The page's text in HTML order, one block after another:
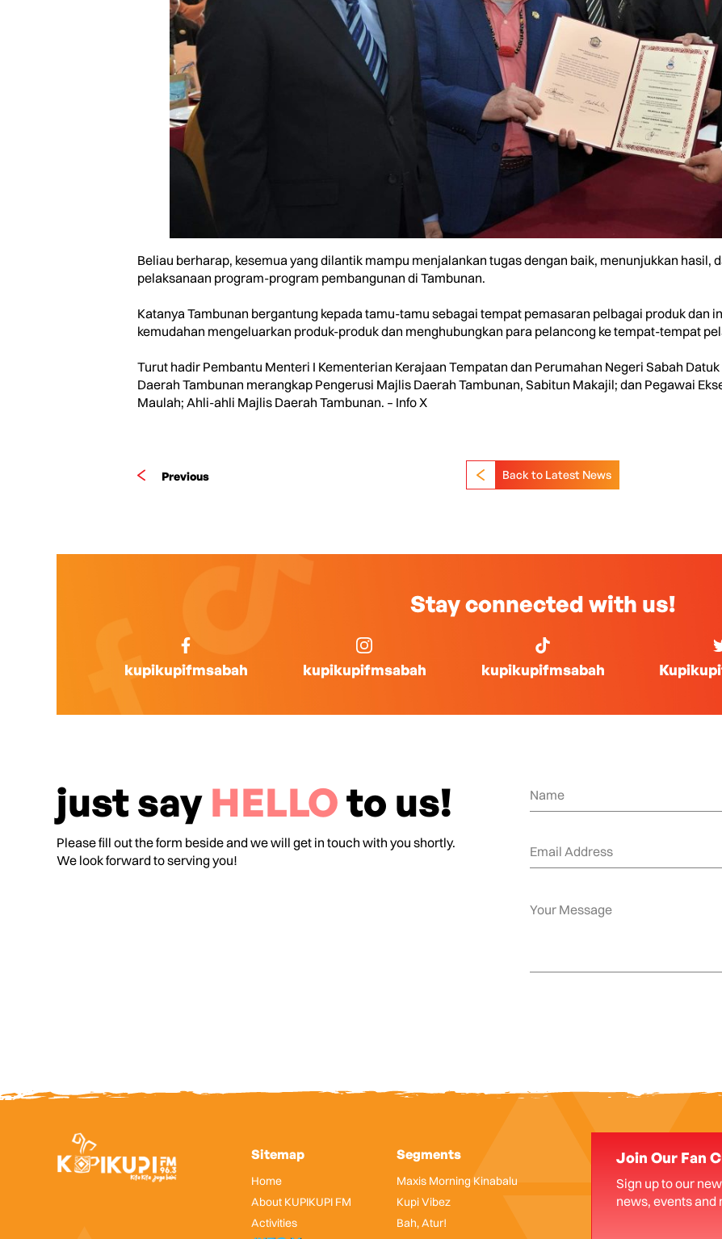
Beliau berharap, kesemua yang dilantik mampu menjalankan tugas dengan baik, menunjukkan hasil,
pelaksanaan program-program pembangunan di Tambunan.
Katanya Tambunan bergantung kepada tamu-tamu sebagai tempat pemasaran pelbagai produk dan
kemudahan mengeluarkan produk-produk dan menghubungkan para pelancong ke tempat-tempat
Turut hadir Pembantu Menteri I Kementerian Kerajaan Tempatan dan Perumahan Negeri Sabah
Daerah Tambunan merangkap Pengerusi Majlis Daerah Tambunan, Sabitun Makajil; dan Pegawai
Maulah; Ahli-ahli Majlis Daerah Tambunan. – Info X
Previous Back to Latest News
Stay connected with us!
kupikupifmsabah kupikupifmsabah kupikupifmsabah
just say HELLOto us!
Please fill out the form beside and we will get in touch with you shortly.
We look forward to serving you!
Sitemap
Home
About KUPIKUPI FM
Activities
Segments
Maxis Morning Kinabalu
Kupi Vibez
Bah, Atur!
Join Our Fan
Sign up to our
news, events and